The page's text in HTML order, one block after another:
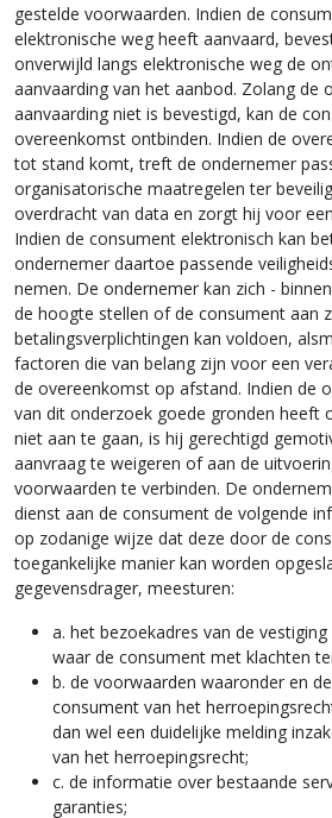
gestelde voorwaarden. Indien de
elektronische weg heeft aanvaard,
onverwijld langs elektronische weg de
aanvaarding van het aanbod. Zolang de
aanvaarding niet is bevestigd, kan de
overeenkomst ontbinden. Indien de
tot stand komt, treft de ondernemer
organisatorische maatregelen ter
overdracht van data en zorgt hij voor
Indien de consument elektronisch kan
ondernemer daartoe passende
nemen. De ondernemer kan zich -
de hoogte stellen of de consument aan
betalingsverplichtingen kan voldoen,
factoren die van belang zijn voor een
de overeenkomst op afstand. Indien de
van dit onderzoek goede gronden heeft
niet aan te gaan, is hij gerechtigd
aanvraag te weigeren of aan de
voorwaarden te verbinden. De
dienst aan de consument de volgende
op zodanige wijze dat deze door de
toegankelijke manier kan worden
gegevensdrager, meesturen:
a. het bezoekadres van de
waar de consument met klachten
b. de voorwaarden waaronder en
consument van het
dan wel een duidelijke melding
van het herroepingsrecht;
c. de informatie over bestaande
garanties;